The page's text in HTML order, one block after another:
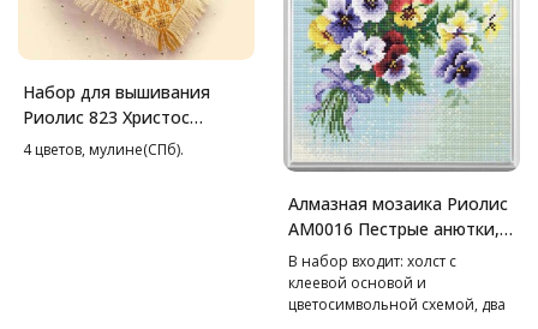
Набор для вышивания
Риолис 823 Христос
Воскресе Салфетка, 26*26
4 цветов, мулине(СПб).
Алмазная мозаика Риолис
АМ0016 Пестрые анютки,
27*38 см
В набор входит: холст с
клеевой основой и
цветосимвольной схемой, два